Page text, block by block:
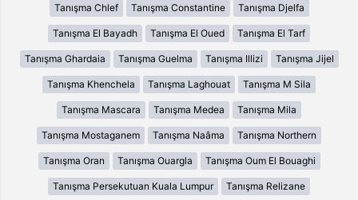
Tanışma Chlef Tanışma Constantine Tanışma Djelfa
Tanışma El Bayadh Tanışma El Oued Tanışma El Tarf
Tanışma Ghardaia Tanışma Guelma Tanışma Illizi Tanışma Jijel
Tanışma Khenchela Tanışma Laghouat Tanışma M Sila
Tanışma Mascara Tanışma Medea Tanışma Mila
Tanışma Mostaganem Tanışma Naâma Tanışma Northern
Tanışma Oran Tanışma Ouargla Tanışma Oum El Bouaghi
Tanışma Persekutuan Kuala Lumpur Tanışma Relizane